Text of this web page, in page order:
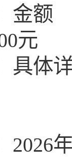
金额
元
具体
2026